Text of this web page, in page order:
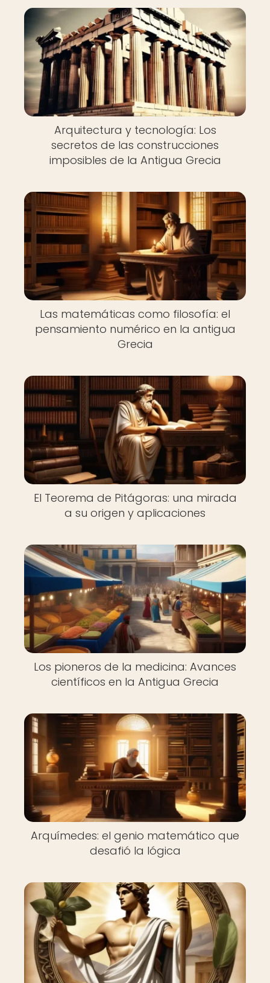
Arquitectura y tecnología: Los
secretos de las construcciones
imposibles de la Antigua Grecia
Las matemáticas como filosofía: el
pensamiento numérico en la antigua
Grecia
El Teorema de Pitágoras: una mirada
a su origen y aplicaciones
Los pioneros de la medicina: Avances
científicos en la Antigua Grecia
Arquímedes: el genio matemático que
desafió la lógica